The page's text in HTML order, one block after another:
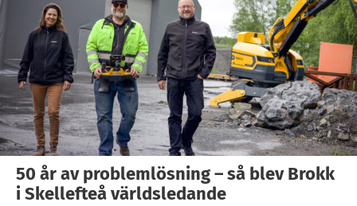
50 år av problemlösning – så blev Brokk
i Skellefteå världsledande